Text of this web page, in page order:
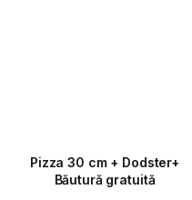
Pizza 30 cm + Dodster+
Băutură gratuită